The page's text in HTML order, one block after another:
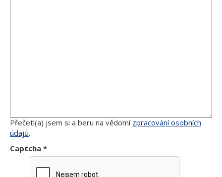
Přečetl(a) jsem si a beru na vědomí zpracování osobních
údajů.
Captcha *